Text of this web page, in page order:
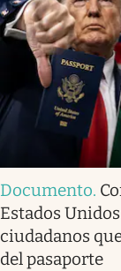
Documento.
Estados
ciudadanos
del pasaporte